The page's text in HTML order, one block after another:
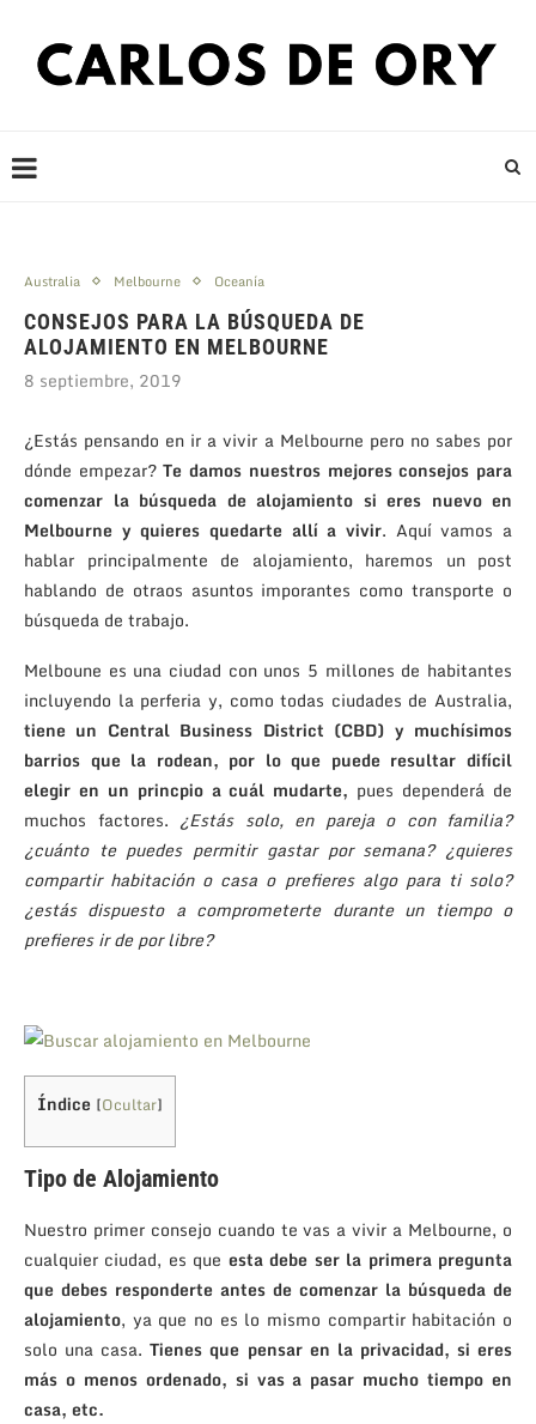
Australia Melbourne Oceanía
CONSEJOS PARA LA BÚSQUEDA DE
ALOJAMIENTO EN MELBOURNE
8 septiembre, 2019
¿Estás pensando en ir a vivir a Melbourne pero no sabes por
dónde empezar?Te damos nuestros mejores consejos para
comenzar la búsqueda de alojamiento si eres nuevo en
Melbourne y quieres quedarte allí a vivir. Aquí vamos a
hablar principalmente de alojamiento, haremos un post
hablando de otraos asuntos imporantes como transporte o
búsqueda de trabajo.
Melboune es una ciudad con unos 5 millones de habitantes
incluyendo la perferia y, como todas ciudades de Australia,
tiene un Central Business District (CBD) y muchísimos
barrios que la rodean, por lo que puede resultar difícil
elegir en un princpio a cuál mudarte, pues dependerá de
muchos factores. ¿Estás solo, en pareja o con familia?
¿cuánto te puedes permitir gastar por semana? ¿quieres
compartir habitación o casa o prefieres algo para ti solo?
¿estás dispuesto a comprometerte durante un tiempo o
prefieres ir de por libre?
Índice [Ocultar]
Tipo de Alojamiento
Nuestro primer consejo cuando te vas a vivir a Melbourne, o
cualquier ciudad, es que esta debe ser la primera pregunta
que debes responderte antes de comenzar la búsqueda de
alojamiento, ya que no es lo mismo compartir habitación o
solo una casa.Tienes que pensar en la privacidad, si eres
más o menos ordenado, si vas a pasar mucho tiempo en
casa, etc.